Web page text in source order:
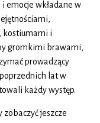
emocje wkładane w
kostiumami i
gromkimi brawami,
prowadzący
lat w
każdy występ.
jeszcze